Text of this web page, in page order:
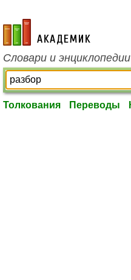
academic.ru
Словари и
Толкования Переводы